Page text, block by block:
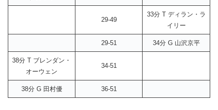
29-49
33分 T ディラン・ラ
イリー
29-51 34分 G 山沢京平
38分 T ブレンダン・
オーウェン
34-51
38分 G 田村優 36-51